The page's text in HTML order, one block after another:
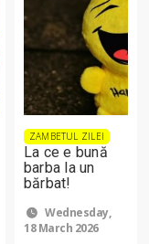
ZAMBETUL ZILEI
La ce e bună
barba la un
bărbat!
Wednesday,
18 March 2026